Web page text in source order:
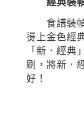
食譜裝幀
燙上金色經
「新．經典
刷，將新．
好！